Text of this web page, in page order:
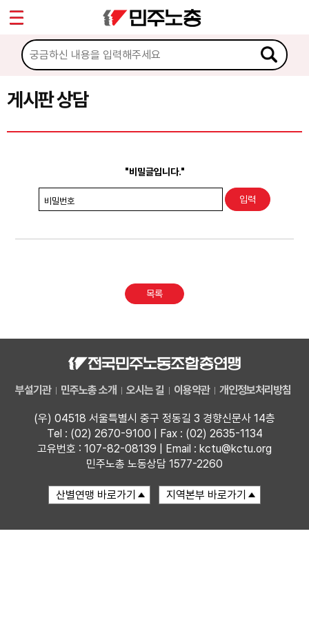
게시판 상담
"비밀글입니다."
비밀번호
목록
부설기관 민주노총 소개 오시는 길 이용약관 개인정보처리방침
(우) 04518 서울특별시 중구 정동길 3 경향신문사 14층
Tel : (02) 2670-9100 | Fax : (02) 2635-1134
고유번호 : 107-82-08139 | Email : kctu@kctu.org
민주노총 노동상담 1577-2260
마이페이지
소개
소식
노동상담
권리찾기수첩 검색
찾아보기
Sketchbook5, 스케치북5
Sketchbook5, 스케치북5